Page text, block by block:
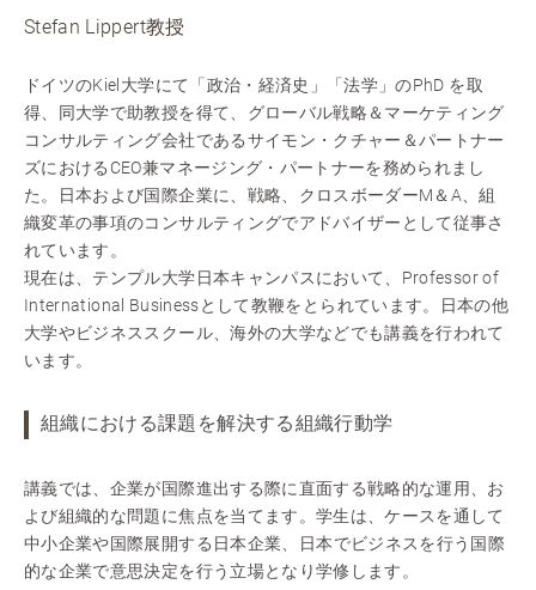
Stefan Lippert教授
ドイツのKiel大学にて「政治・経済史」「法学」のPhD を取
得、同大学で助教授を得て、グローバル戦略＆マーケティング
コンサルティング会社であるサイモン・クチャー＆パートナー
ズにおけるCEO兼マネージング・パートナーを務められまし
た。日本および国際企業に、戦略、クロスボーダーM＆A、組
織変革の事項のコンサルティングでアドバイザーとして従事さ
れています。
現在は、テンプル大学日本キャンパスにおいて、Professor of
International Businessとして教鞭をとられています。日本の他
大学やビジネススクール、海外の大学などでも講義を行われて
います。
組織における課題を解決する組織行動学
講義では、企業が国際進出する際に直面する戦略的な運用、お
よび組織的な問題に焦点を当てます。学生は、ケースを通して
中小企業や国際展開する日本企業、日本でビジネスを行う国際
的な企業で意思決定を行う立場となり学修します。